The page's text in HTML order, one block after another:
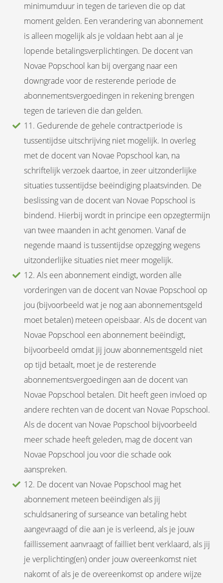
minimumduur in tegen de tarieven die op dat
moment gelden. Een verandering van abonnement
is alleen mogelijk als je voldaan hebt aan al je
lopende betalingsverplichtingen. De docent van
Novae Popschool kan bij overgang naar een
downgrade voor de resterende periode de
abonnementsvergoedingen in rekening brengen
tegen de tarieven die dan gelden.
11. Gedurende de gehele contractperiode is
tussentijdse uitschrijving niet mogelijk. In overleg
met de docent van Novae Popschool kan, na
schriftelijk verzoek daartoe, in zeer uitzonderlijke
situaties tussentijdse beëindiging plaatsvinden. De
beslissing van de docent van Novae Popschool is
bindend. Hierbij wordt in principe een opzegtermijn
van twee maanden in acht genomen. Vanaf de
negende maand is tussentijdse opzegging wegens
uitzonderlijke situaties niet meer mogelijk.
12. Als een abonnement eindigt, worden alle
vorderingen van de docent van Novae Popschool op
jou (bijvoorbeeld wat je nog aan abonnementsgeld
moet betalen) meteen opeisbaar. Als de docent van
Novae Popschool een abonnement beëindigt,
bijvoorbeeld omdat jij jouw abonnementsgeld niet
op tijd betaalt, moet je de resterende
abonnementsvergoedingen aan de docent van
Novae Popschool betalen. Dit heeft geen invloed op
andere rechten van de docent van Novae Popschool.
Als de docent van Novae Popschool bijvoorbeeld
meer schade heeft geleden, mag de docent van
Novae Popschool jou voor die schade ook
aanspreken.
12. De docent van Novae Popschool mag het
abonnement meteen beëindigen als jij
schuldsanering of surseance van betaling hebt
aangevraagd of die aan je is verleend, als je jouw
faillissement aanvraagt of failliet bent verklaard, als jij
je verplichting(en) onder jouw overeenkomst niet
nakomt of als je de overeenkomst op andere wijze